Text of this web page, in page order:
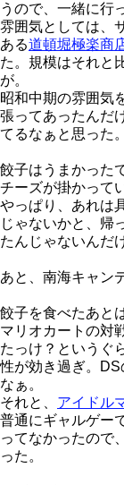
うので、一緒に行
雰囲気としては、
ある道頓堀極楽商
た。規模はそれと
が。
昭和中期の雰囲気
張ってあったんだ
てるなぁと思った。
餃子はうまかった
チーズが掛かって
やっぱり、あれは
じゃないかと、帰
たんじゃないんだ
あと、南海キャン
餃子を食べたあと
マリオカートの対
たっけ？というぐ
性が効き過ぎ。
なぁ。
それと、 アイドル
普通にギャルゲー
ってなかったので
った。